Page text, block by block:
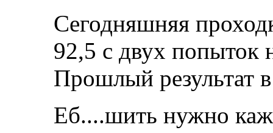
Сегодняшняя
92,5 с двух попыток
Прошлый результат
Еб....шить нужно